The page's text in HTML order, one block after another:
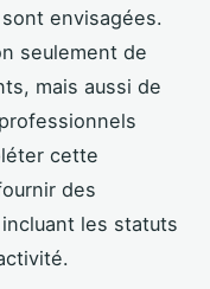
envisagées.
seulement de
mais aussi de
cette
des
les statuts